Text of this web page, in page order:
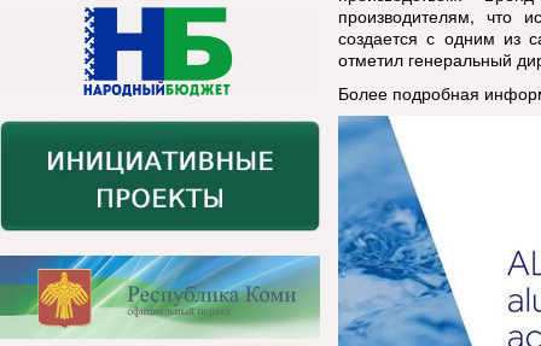
производителям, что
создается с одним из
отметил генеральный
Более подробная